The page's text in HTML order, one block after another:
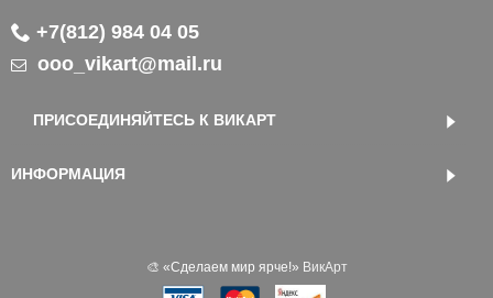
+7(812) 984 04 05
ooo_vikart@mail.ru
ПРИСОЕДИНЯЙТЕСЬ К ВИКАРТ
ИНФОРМАЦИЯ
🎨 «‎Сделаем мир ярче!» ВикАрт